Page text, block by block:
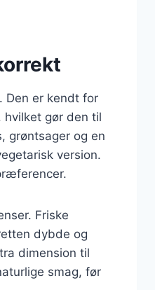
Den er kendt for
hvilket gør den til
grøntsager og en
version.
Friske
dybde og
dimension til
smag, før